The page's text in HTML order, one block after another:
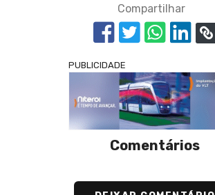
Compartilhar
PUBLICIDADE
Comentários